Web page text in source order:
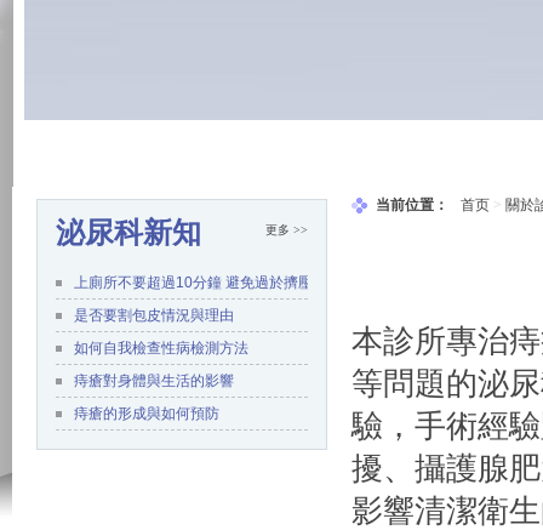
更多 >>
泌尿科新知
上廁所不要超過10分鐘 避免過於擠壓肛門
是否要割包皮情況與理由
如何自我檢查性病檢測方法
痔瘡對身體與生活的影響
痔瘡的形成與如何預防
当前位置： 首页 > 關於
本診所專治
等問題的泌
驗，手術經
擾、攝護腺
影響清潔衛